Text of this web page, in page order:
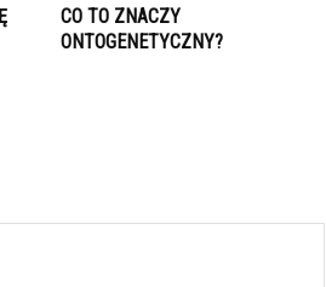
CO TO ZNACZY
ONTOGENETYCZNY?